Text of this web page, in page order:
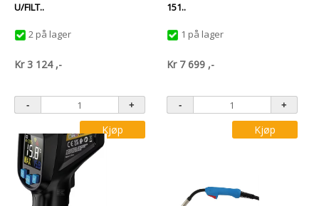
U/FILT..
2 på lager
Kr3 124 ,-
Kjøp
151..
1 på lager
Kr 7 699 ,-
Kjøp